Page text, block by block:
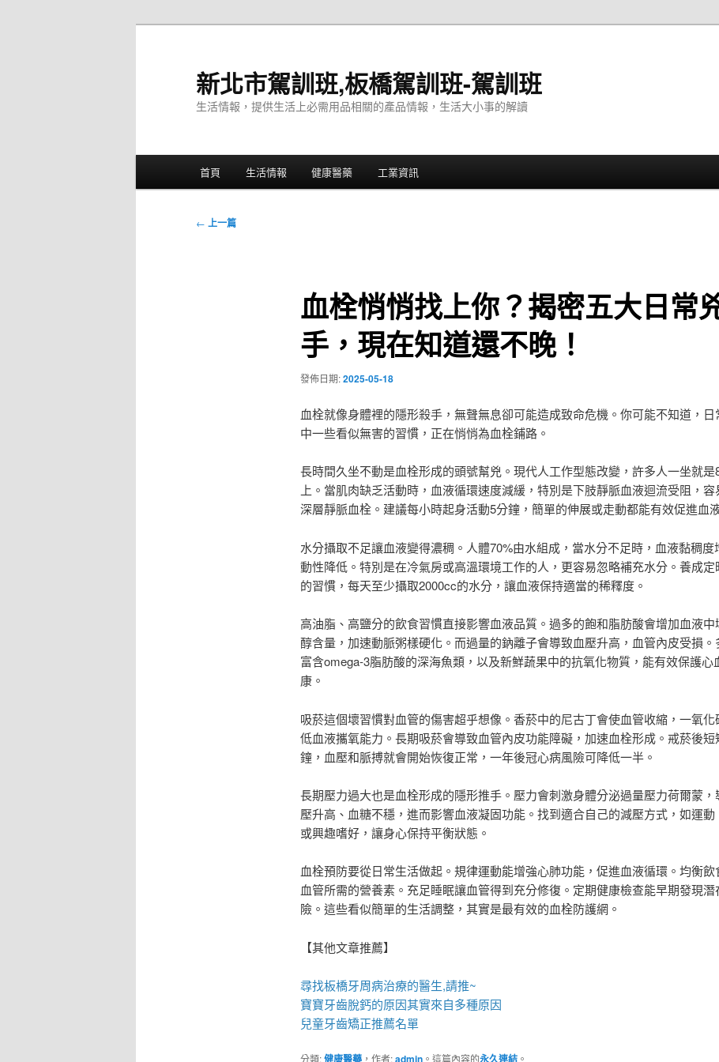
新北市駕訓班,板橋駕訓班-駕訓班
生活情報，提供生活上必需用品相關的產品情報，生活大小事的解讀
首頁 生活情報 健康醫藥 工業資訊
文
← 上一篇
血栓悄悄找上你？揭密五大日常
手，現在知道還不晚！
發佈日期:2025-05-18
血栓就像身體裡的隱形殺手，無聲無息卻可能造成致命危機。你可能不知道，日
中一些看似無害的習慣，正在悄悄為血栓鋪路。
長時間久坐不動是血栓形成的頭號幫兇。現代人工作型態改變，許多人一坐就是
上。當肌肉缺乏活動時，血液循環速度減緩，特別是下肢靜脈血液迴流受阻，容
深層靜脈血栓。建議每小時起身活動5分鐘，簡單的伸展或走動都能有效促進血
水分攝取不足讓血液變得濃稠。人體70%由水組成，當水分不足時，血液黏稠度
動性降低。特別是在冷氣房或高溫環境工作的人，更容易忽略補充水分。養成定
的習慣，每天至少攝取2000cc的水分，讓血液保持適當的稀釋度。
高油脂、高鹽分的飲食習慣直接影響血液品質。過多的飽和脂肪酸會增加血液中
醇含量，加速動脈粥樣硬化。而過量的鈉離子會導致血壓升高，血管內皮受損。
富含omega-3脂肪酸的深海魚類，以及新鮮蔬果中的抗氧化物質，能有效保護心
康。
吸菸這個壞習慣對血管的傷害超乎想像。香菸中的尼古丁會使血管收縮，一氧化
低血液攜氧能力。長期吸菸會導致血管內皮功能障礙，加速血栓形成。戒菸後短
鐘，血壓和脈搏就會開始恢復正常，一年後冠心病風險可降低一半。
長期壓力過大也是血栓形成的隱形推手。壓力會刺激身體分泌過量壓力荷爾蒙，
壓升高、血糖不穩，進而影響血液凝固功能。找到適合自己的減壓方式，如運動
或興趣嗜好，讓身心保持平衡狀態。
血栓預防要從日常生活做起。規律運動能增強心肺功能，促進血液循環。均衡飲
血管所需的營養素。充足睡眠讓血管得到充分修復。定期健康檢查能早期發現潛
險。這些看似簡單的生活調整，其實是最有效的血栓防護網。
【其他文章推薦】
尋找板橋牙周病治療的醫生,請推~
寶寶牙齒脫鈣的原因其實來自多種原因
兒童牙齒矯正推薦名單
分類: ，作者: 。這篇內容的 。